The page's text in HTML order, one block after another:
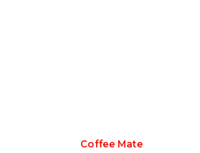
Coffee Mate